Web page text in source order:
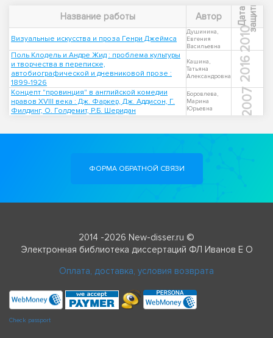
Название работы Автор Д
а
т
а
з
а
щ
и
ты
Визуальные искусства и проза Генри Джеймса
Душинина,
Евгения
Васильевна
2010
Поль Клодель и Андре Жид : проблема культуры
и творчества в переписке,
автобиографической и дневниковой прозе :
1899-1926
Кашина,
Татьяна
Александровна
2016
Концепт "провинция" в английской комедии
нравов XVIII века : Дж. Фаркер, Дж. Аддисон, Г.
Филдинг, О. Голдемит, Р.Б. Шеридан
Боровлева,
Марина
Юрьевна
2007
ФОРМА ОБРАТНОЙ СВЯЗИ
2014 -2026 New-disser.ru ©
Электронная библиотека диссертаций ФЛ Иванов Е О
Оплата, доставка, условия возврата
Check passport